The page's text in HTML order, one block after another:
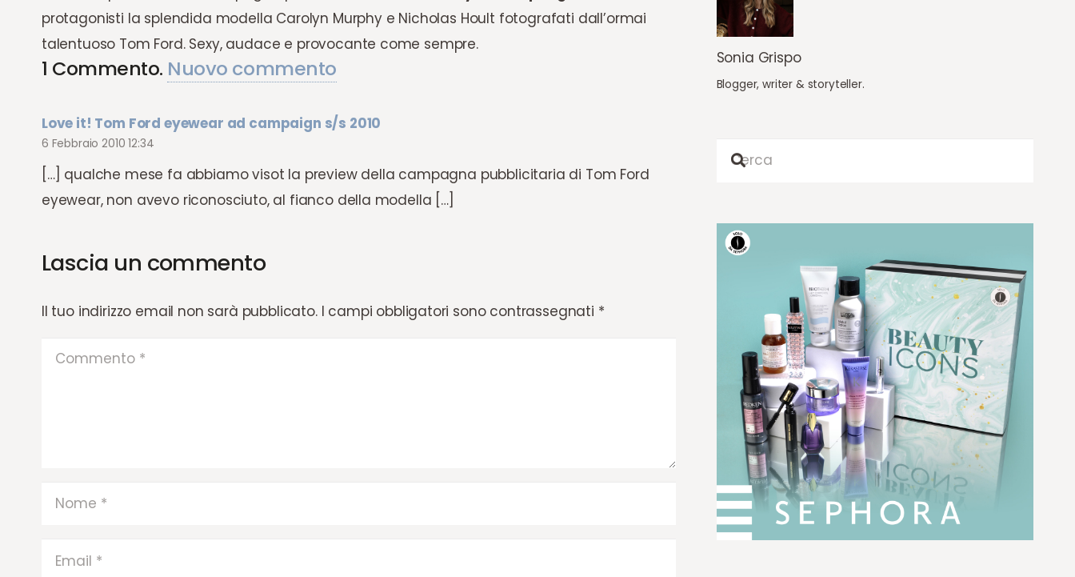
protagonisti la splendida modella Carolyn Murphy e Nicholas Hoult fotografati dall’ormai
talentuoso Tom Ford. Sexy, audace e provocante come sempre.
1 Commento. Nuovo commento
Love it! Tom Ford eyewear ad campaign s/s 2010
6 Febbraio 2010 12:34
[…] qualche mese fa abbiamo visot la preview della campagna pubblicitaria di Tom Ford
eyewear, non avevo riconosciuto, al fianco della modella […]
Lascia un commento
Il tuo indirizzo email non sarà pubblicato. I campi obbligatori sono contrassegnati *
Sonia Grispo
Blogger, writer & storyteller.